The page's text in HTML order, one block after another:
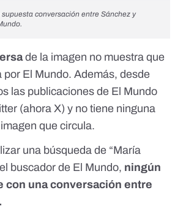
conversación entre Sánchez y
de la imagen no muestra que
por El Mundo. Además, desde
las publicaciones de El Mundo
(ahora X) y no tiene ninguna
que circula.
una búsqueda de “María
buscador de El Mundo, ningún
con una conversación entre